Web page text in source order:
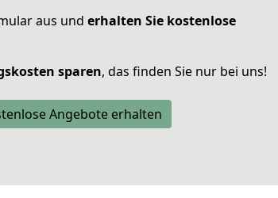
aus und erhalten Sie kostenlose
sparen, das finden Sie nur bei uns!
Angebote erhalten